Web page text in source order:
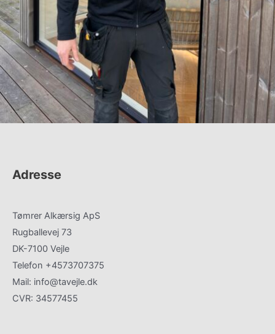
Adresse
Tømrer Alkærsig ApS
Rugballevej 73
DK-7100 Vejle
Telefon +4573707375
Mail: info@tavejle.dk
CVR: 34577455